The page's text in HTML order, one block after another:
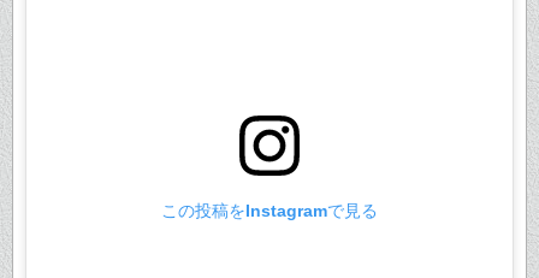
この投稿をInstagramで見る